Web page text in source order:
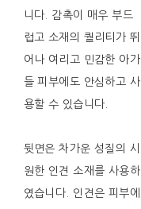
니다. 감촉이 매우 부드
럽고 소재의 퀄리티가 뛰
어나 여리고 민감한 아가
들 피부에도 안심하고 사
용할 수 있습니다.
뒷면은 차가운 성질의 시
원한 인견 소재를 사용하
였습니다. 인견은 피부에